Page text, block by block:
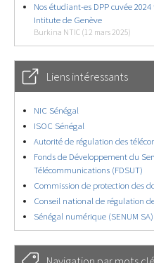
Nos étudiant-es DPP cuvée
Intitute de Genève
Burkina NTIC (12 mars 2025)
Liens intéressants
NIC Sénégal
ISOC Sénégal
Autorité de régulation des
Fonds de Développement du
Télécommunications (FDSUT)
Commission de protection des
Conseil national de régulation
Sénégal numérique (SENUM SA)